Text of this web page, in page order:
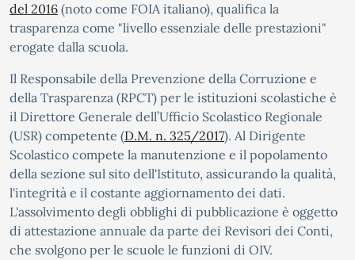
del 2016 (noto come FOIA italiano), qualifica la
trasparenza come "livello essenziale delle prestazioni"
erogate dalla scuola.
Il Responsabile della Prevenzione della Corruzione e
della Trasparenza (RPCT) per le istituzioni scolastiche è
il Direttore Generale dell’Ufficio Scolastico Regionale
(USR) competente (D.M. n. 325/2017). Al Dirigente
Scolastico compete la manutenzione e il popolamento
della sezione sul sito dell'Istituto, assicurando la qualità,
l'integrità e il costante aggiornamento dei dati.
L'assolvimento degli obblighi di pubblicazione è oggetto
di attestazione annuale da parte dei Revisori dei Conti,
che svolgono per le scuole le funzioni di OIV.